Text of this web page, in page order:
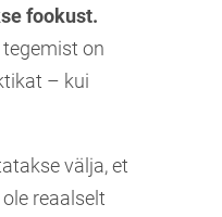
fookust.
on
– kui
välja, et
reaalselt